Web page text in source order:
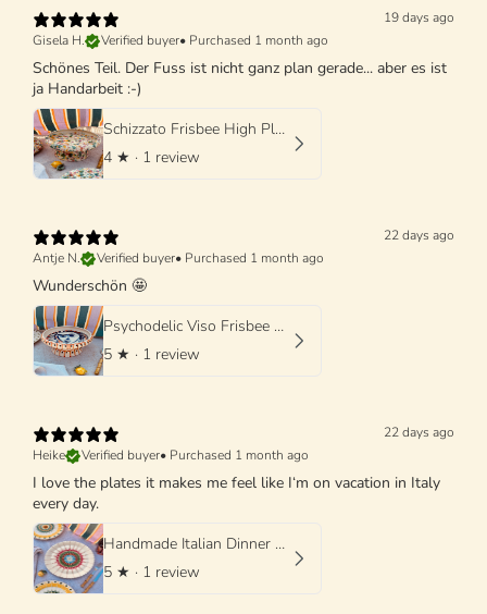
19 days ago
Gisela H.
Verified buyer• Purchased 1 month ago
Schönes Teil. Der Fuss ist nicht ganz plan gerade... aber es ist
ja Handarbeit :-)
Schizzato Frisbee High Plate "Colori Fantasia" - 25cm
4 ★ · 1 review
22 days ago
Antje N.
Verified buyer• Purchased 1 month ago
Wunderschön 🤩
Psychodelic Viso Frisbee High Plate - 25cm UNIQUE PIECE - ONLY 1 X AVAILABLE
5 ★ · 1 review
22 days ago
Heike
Verified buyer• Purchased 1 month ago
I love the plates it makes me feel like I‘m on vacation in Italy
every day.
Handmade Italian Dinner Plate 27 cm | Large Ceramic Plate
5 ★ · 1 review